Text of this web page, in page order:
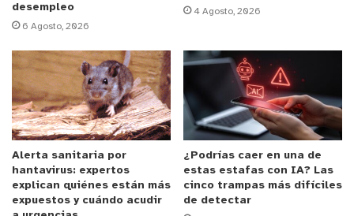
“durante el verano producíamos forraje
hidropónico y pudimos alimentar a los animales
toda la temporada que no llovió, por eso era
importante aprender un poco más. En poco tiempo
comenzaremos nuevamente con la producción,
queremos ser cada vez más autosustentables”,
asegura.
El“taller de hidroponía práctica para jóvenes
usuarios de INDAP”convocó a más de 60 jóvenes
desempleo
6 Agosto, 2026
4 Agosto, 2026
Alerta sanitaria por
hantavirus: expertos
explican quiénes están más
expuestos y cuándo acudir
¿Podrías caer en una de
estas estafas con IA? Las
cinco trampas más difíciles
de detectar